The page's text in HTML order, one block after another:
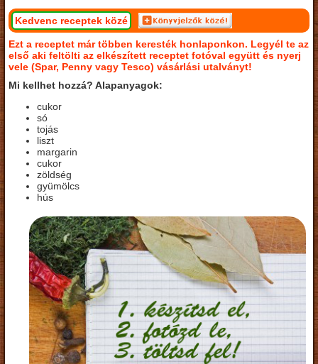
Kedvenc receptek közé
Ezt a receptet már többen keresték honlaponkon. Legyél te az
első aki feltölti az elkészített receptet fotóval együtt és nyerj
vele (Spar, Penny vagy Tesco) vásárlási utalványt!
Mi kellhet hozzá? Alapanyagok:
cukor
só
tojás
liszt
margarin
cukor
zöldség
gyümölcs
hús